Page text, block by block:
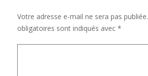
Votre adresse e-mail ne sera pas publiée.
obligatoires sont indiqués avec *